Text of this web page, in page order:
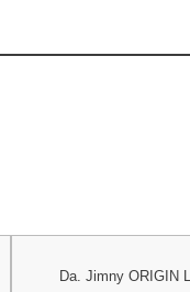
Da. Jimny ORIGIN